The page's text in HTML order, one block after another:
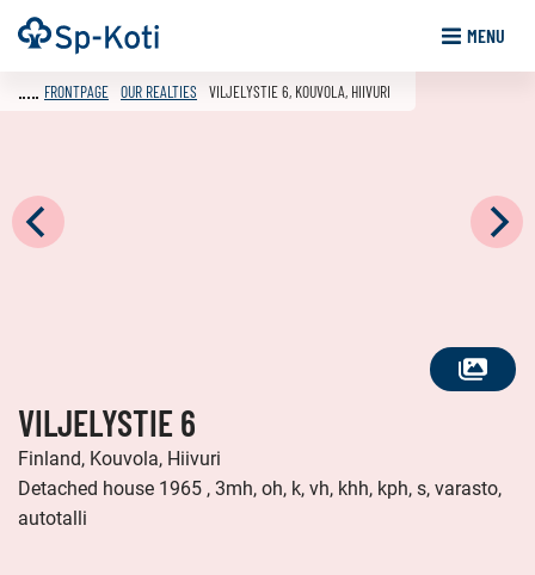
Go
to
Frontpage MENU
SEE
FRONTPAGE OUR REALTIES VILJELYSTIE 6, KOUVOLA, HIIVURI
VILJELYSTIE 6
Finland, Kouvola, Hiivuri
Detached house 1965 , 3mh, oh, k, vh, khh, kph, s, varasto,
autotalli